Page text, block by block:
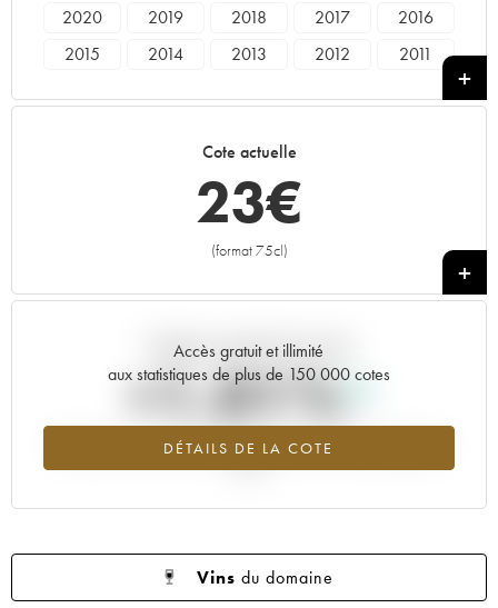
2020 2019 2018 2017
2016
2015
2014 2013 2012
2011
1988
1979
Cote actuelle
23€
(format 75cl)
+
Accès gratuit et illimité
aux statistiques de plus de 150 000 cotes
DÉTAILS DE LA COTE
Tendance actuelle de la cote
+1.01%
Tendance à la hausse du millésime 1998 en 2026 par rapport à
Vins du domaine